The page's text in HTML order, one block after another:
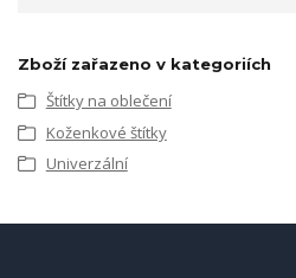
Zboží zařazeno v kategoriích
Štítky na oblečení
Koženkové štítky
Univerzální